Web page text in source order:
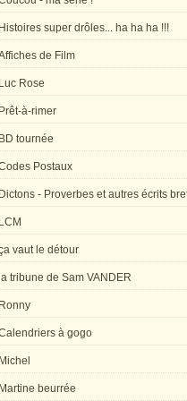
Histoires super drôles... ha ha ha !!!
de Film
Luc Rose
Prêt-à-rimer
BD tournée
Postaux
Dictons - Proverbes et autres écrits
LCM
vaut le détour
la tribune de Sam VANDER
Ronny
à gogo
Michel
Martine beurrée